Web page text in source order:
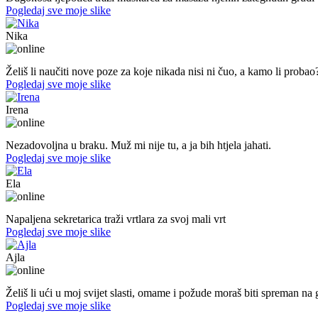
Pogledaj sve moje slike
Nika
Želiš li naučiti nove poze za koje nikada nisi ni čuo, a kamo li
Pogledaj sve moje slike
Irena
Nezadovoljna u braku. Muž mi nije tu, a ja bih htjela jahati.
Pogledaj sve moje slike
Ela
Napaljena sekretarica traži vrtlara za svoj mali vrt
Pogledaj sve moje slike
Ajla
Želiš li ući u moj svijet slasti, omame i požude moraš biti spreman na
Pogledaj sve moje slike